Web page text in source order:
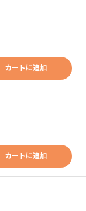
カートに追加
カートに追加